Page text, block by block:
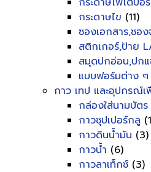
กระดาษไข (11)
ซองเอกสาร,ซอ
สติกเกอร์,ป้าย
สมุดปกอ่อน,ปก
แบบฟอร์มต่าง ๆ
กาว เทป และอุปกรณ์เ
กล่องใส่นามบัตร
กาวซุปเปอร์กลู
กาวดินน้ำมัน (3)
กาวน้ำ (6)
กาวลาเท็กซ์ (3)